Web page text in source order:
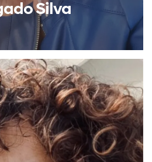
Silva